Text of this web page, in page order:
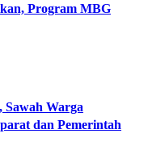
Program MBG
Warga
dan Pemerintah